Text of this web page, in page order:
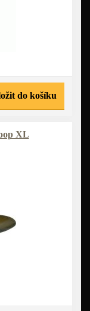
do košíku
XL